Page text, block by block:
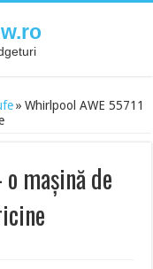
» Whirlpool AWE 55711
maşină de